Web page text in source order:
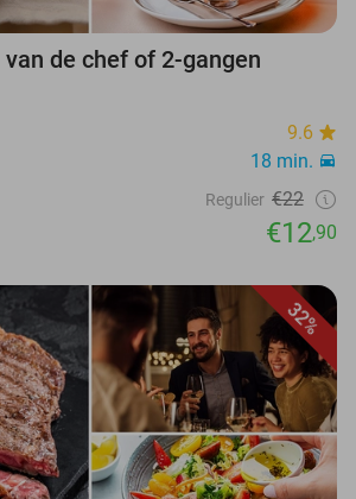
de chef of 2-gangen
9.6
18 min.
Regulier €22
€12,90
32%